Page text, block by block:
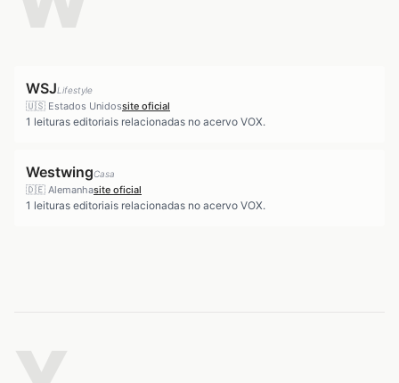
WSJLifestyle
🇺🇸 Estados Unidossite oficial
1 leituras editoriais relacionadas no acervo VOX.
WestwingCasa
🇩🇪 Alemanhasite oficial
1 leituras editoriais relacionadas no acervo VOX.